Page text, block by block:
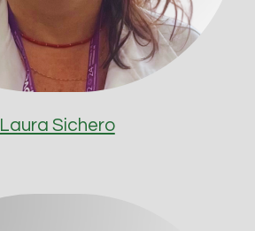
Laura Sichero